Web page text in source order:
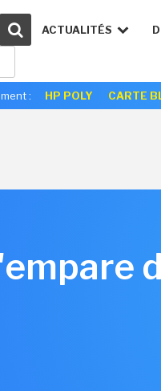
ACTUALITÉS
: HP POLY CARTE